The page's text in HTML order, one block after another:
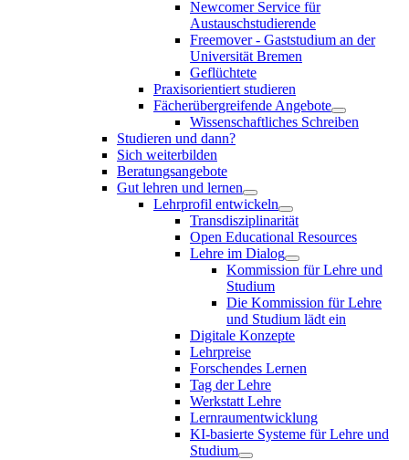
Newcomer Service für
Austauschstudierende
Freemover - Gaststudium an der
Universität Bremen
Geflüchtete
Praxisorientiert studieren
Fächerübergreifende Angebote
Wissenschaftliches Schreiben
Studieren und dann?
Sich weiterbilden
Beratungsangebote
Gut lehren und lernen
Lehrprofil entwickeln
Transdisziplinarität
Open Educational Resources
Lehre im Dialog
Kommission für Lehre und
Studium
Die Kommission für Lehre
und Studium lädt ein
Digitale Konzepte
Lehrpreise
Forschendes Lernen
Tag der Lehre
Werkstatt Lehre
Lernraumentwicklung
KI-basierte Systeme für Lehre und
Studium